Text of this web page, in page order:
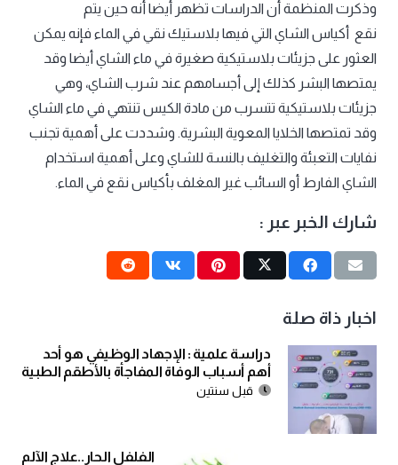
وذكرت المنظمة أن الدراسات تظهر أيضا أنه حين يتم
نقع أكياس الشاي التي فيها بلاستيك نقي في الماء فإنه يمكن
العثور على جزيئات بلاستيكية صغيرة في ماء الشاي أيضا وقد
يمتصها البشر كذلك إلى أجسامهم عند شرب الشاي، وهي
جزيئات بلاستيكية تتسرب من مادة الكيس تنتهي في ماء الشاي
وقد تمتصها الخلايا المعوية البشرية. وشددت على أهمية تجنب
نفايات التعبئة والتغليف بالنسة للشاي وعلى أهمية استخدام
الشاي الفارط أو السائب غير المغلف بأكياس نقع في الماء.
شارك الخبر عبر :
اخبار ذاة صلة
دراسة علمية : الإجهاد الوظيفي هو أحد
أهم أسباب الوفاة المفاجأة بالأطقم الطبية
قبل سنتين
الفلفل الحار..علاج الآلم